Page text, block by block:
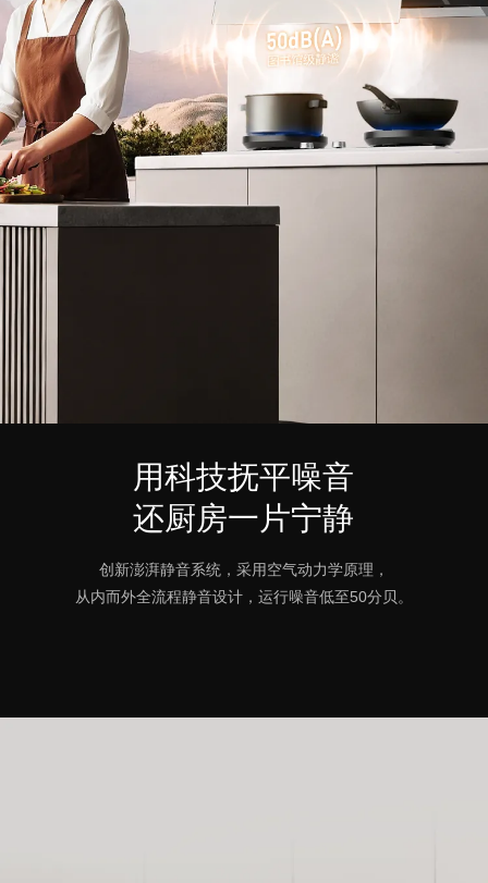
用科技抚平噪音
还厨房一片宁静
创新澎湃静音系统，采用空气动力学原理，
从内而外全流程静音设计，运行噪音低至50分贝。